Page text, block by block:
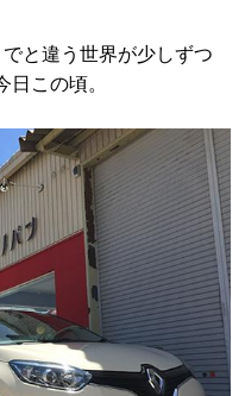
と違う世界が少しずつ
この頃。